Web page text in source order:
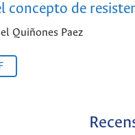
concepto de
Quiñones Paez